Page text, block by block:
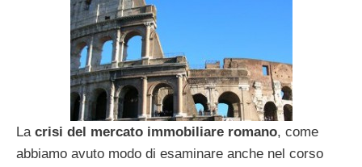
La crisi del mercato immobiliare romano, come
abbiamo avuto modo di esaminare anche nel corso